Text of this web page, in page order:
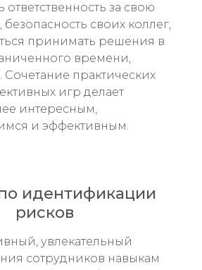
ответственность за свою
безопасность своих коллег,
принимать решения в
времени,
практических
игр делает
интересным,
и эффективным.
идентификации
рисков
увлекательный
сотрудников навыкам